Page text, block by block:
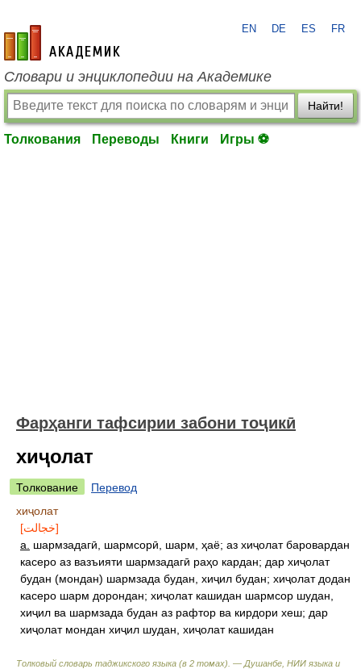
academic.ru
EN DE ES FR
Словари и энциклопедии на Академике
Найти!
Толкования Переводы Книги Игры ⚽
Фарҳанги тафсирии забони тоҷикӣ
хиҷолат
Толкование
Перевод
хиҷолат
[خجالت]
а.
шармзадагӣ, шармсорӣ, шарм, ҳаё; аз хиҷолат баровардан
касеро аз вазъияти шармзадагӣ раҳо кардан; дар хиҷолат
будан (мондан) шармзада будан, хиҷил будан; хиҷолат додан
касеро шарм дорондан; хиҷолат кашидан шармсор шудан,
хиҷил ва шармзада будан аз рафтор ва кирдори хеш; дар
хиҷолат мондан хиҷил шудан, хиҷолат кашидан
Толковый словарь таджикского языка (в 2 томах). — Душанбе, НИИ языка и